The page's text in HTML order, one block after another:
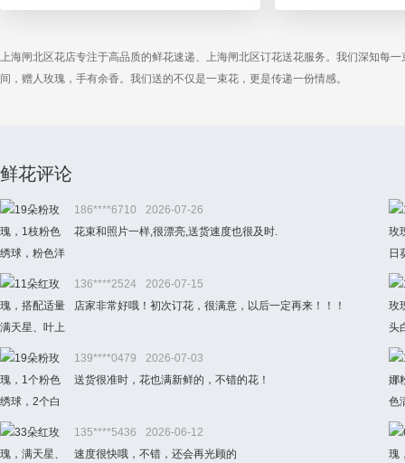
上海闸北区花店专注于高品质的鲜花速递、上海闸北区订花送花服务。我们深知每
间，赠人玫瑰，手有余香。我们送的不仅是一束花，更是传递一份情感。
鲜花评论
186****6710
2026-07-26
花束和照片一样,很漂亮,送货速度也很及时.
136****2524
2026-07-15
店家非常好哦！初次订花，很满意，以后一定再来！！！
139****0479
2026-07-03
送货很准时，花也满新鲜的，不错的花！
135****5436
2026-06-12
速度很快哦，不错，还会再光顾的